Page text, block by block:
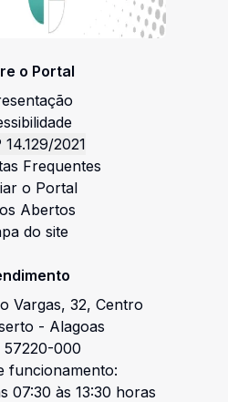
o Portal
14.129/2021
Frequentes
o Portal
Abertos
do site
Vargas, 32, Centro
- Alagoas
57220-000
funcionamento:
07:30 às 13:30 horas